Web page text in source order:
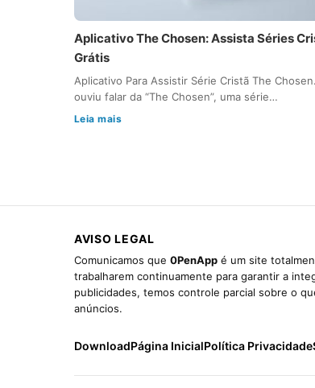
Aplicativo The Chosen: Assista Séries
Grátis
Aplicativo Para Assistir Série Cristã The
ouviu falar da “The Chosen”, uma série…
Leia mais
AVISO LEGAL
Comunicamos que 0PenApp é um site
trabalharem continuamente para garantir a
publicidades, temos controle parcial sobre o
anúncios.
DownloadPágina InicialPolítica Privacidade